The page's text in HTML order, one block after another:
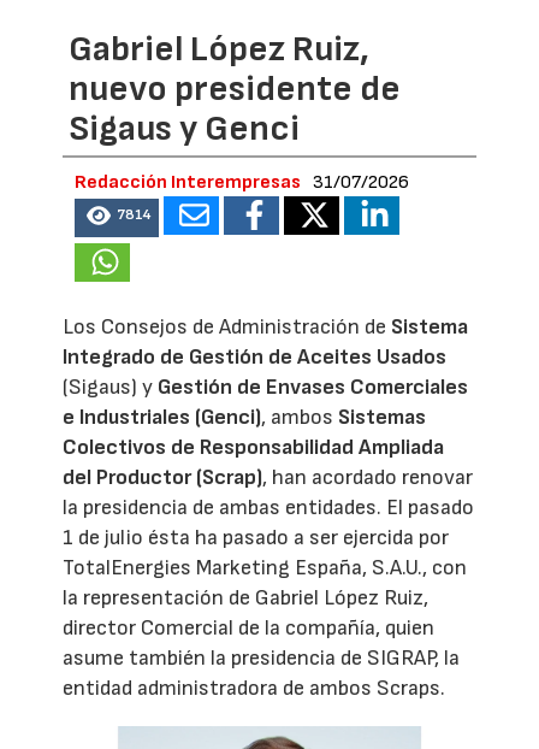
Gabriel López Ruiz,
nuevo presidente de
Sigaus y Genci
Redacción Interempresas 31/07/2026
7814
Los Consejos de Administración de Sistema
Integrado de Gestión de Aceites Usados
(Sigaus) y Gestión de Envases Comerciales
e Industriales (Genci), ambos Sistemas
Colectivos de Responsabilidad Ampliada
del Productor (Scrap), han acordado renovar
la presidencia de ambas entidades. El pasado
1 de julio ésta ha pasado a ser ejercida por
TotalEnergies Marketing España, S.A.U., con
la representación de Gabriel López Ruiz,
director Comercial de la compañía, quien
asume también la presidencia de SIGRAP, la
entidad administradora de ambos Scraps.